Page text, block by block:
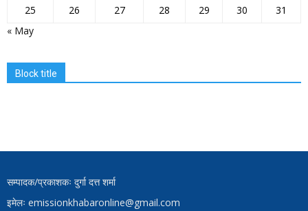
25
26 27 28 29 30
31
« May
Block title
सम्पादक/प्रकाशकः दुर्गा दत्त शर्मा
इमेलः emissionkhabaronline@gmail.com